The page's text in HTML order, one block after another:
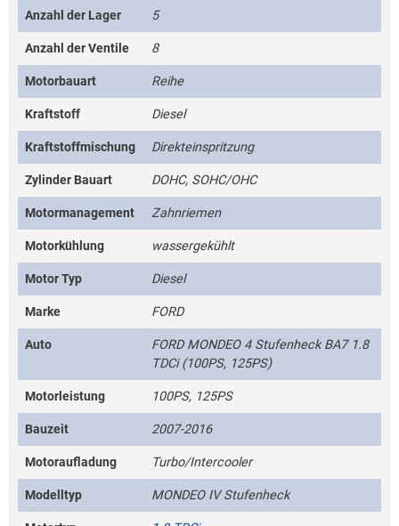
Anzahl der Lager 5
Anzahl der Ventile 8
Motorbauart Reihe
Kraftstoff Diesel
Kraftstoffmischung Direkteinspritzung
Zylinder Bauart DOHC, SOHC/OHC
Motormanagement Zahnriemen
Motorkühlung wassergekühlt
Motor Typ Diesel
Marke FORD
Auto
FORD MONDEO 4 Stufenheck BA7 1.8
TDCi (100PS, 125PS)
Motorleistung 100PS, 125PS
Bauzeit 2007-2016
Motoraufladung Turbo/Intercooler
Modelltyp MONDEO IV Stufenheck